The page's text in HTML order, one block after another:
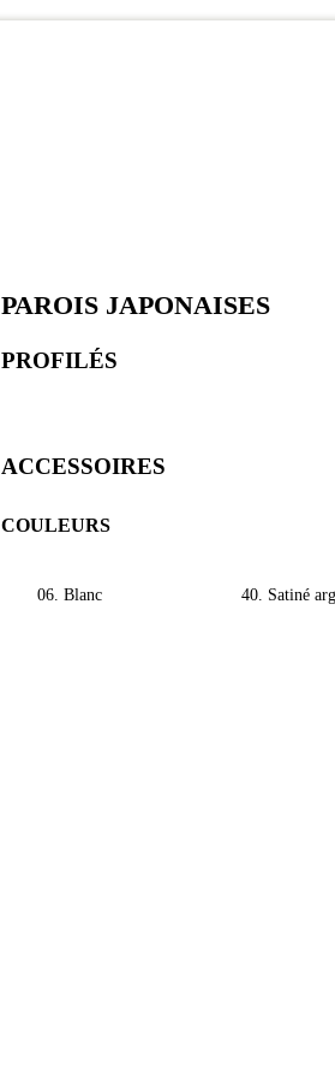
PAROIS JAPONAISES
PROFILÉS
ACCESSOIRES
COULEURS
06. Blanc 40. Satiné